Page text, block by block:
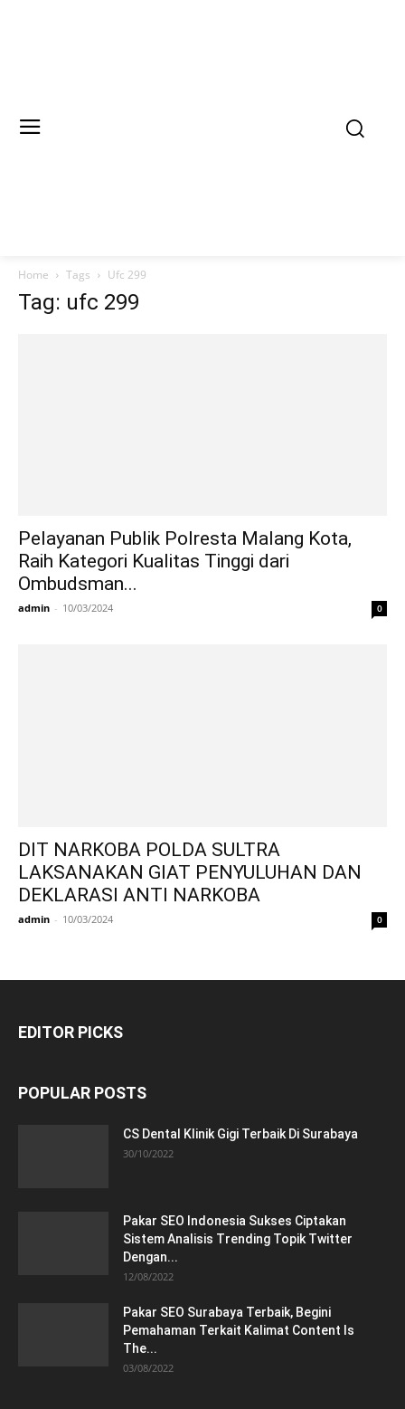
Home Tags Ufc 299
Tag: ufc 299
Pelayanan Publik Polresta Malang Kota,
Raih Kategori Kualitas Tinggi dari
Ombudsman...
admin - 10/03/2024 0
DIT NARKOBA POLDA SULTRA
LAKSANAKAN GIAT PENYULUHAN DAN
DEKLARASI ANTI NARKOBA
admin - 10/03/2024 0
EDITOR PICKS
POPULAR POSTS
CS Dental Klinik Gigi Terbaik Di Surabaya
30/10/2022
Pakar SEO Indonesia Sukses Ciptakan
Sistem Analisis Trending Topik Twitter
Dengan...
12/08/2022
Pakar SEO Surabaya Terbaik, Begini
Pemahaman Terkait Kalimat Content Is
The...
03/08/2022